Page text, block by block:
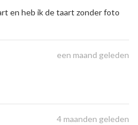
en heb ik de taart zonder foto
een maand geleden
4 maanden geleden